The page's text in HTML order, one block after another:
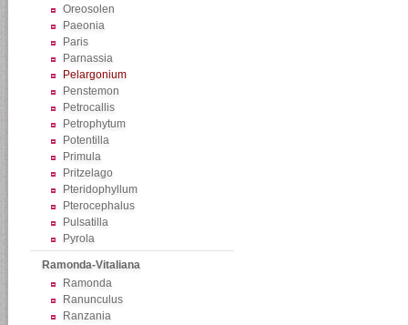
Oreosolen
Paeonia
Paris
Parnassia
Pelargonium
Penstemon
Petrocallis
Petrophytum
Potentilla
Primula
Pritzelago
Pteridophyllum
Pterocephalus
Pulsatilla
Pyrola
Ramonda-Vitaliana
Ramonda
Ranunculus
Ranzania